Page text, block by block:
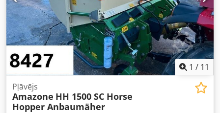
1 / 11
Pļāvējs
Amazone HH 1500 SC Horse
Hopper Anbaumäher